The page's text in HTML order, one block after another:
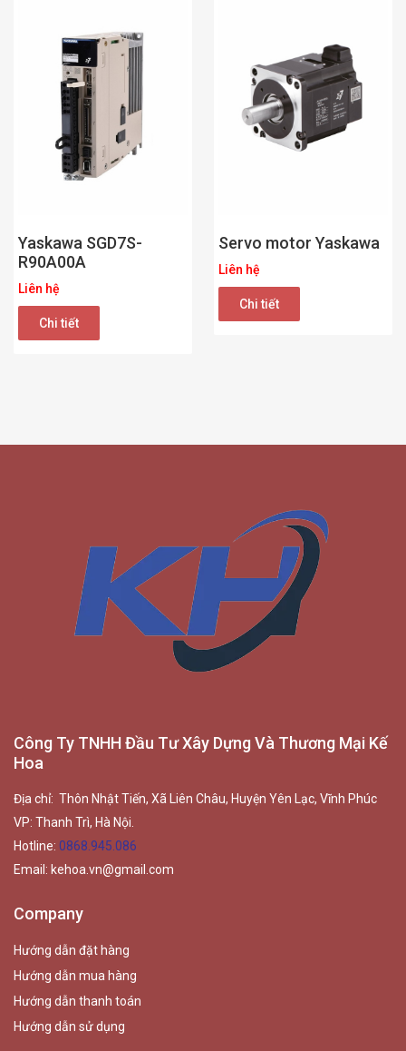
Yaskawa SGD7S-
R90A00A
Liên hệ
Chi tiết
Servo motor Yaskawa
Liên hệ
Chi tiết
Công Ty TNHH Đầu Tư Xây Dựng Và Thương Mại Kế
Hoa
Địa chỉ: Thôn Nhật Tiến, Xã Liên Châu, Huyện Yên Lạc, Vĩnh Phúc
VP: Thanh Trì, Hà Nội.
Hotline: 0868.945.086
Email: kehoa.vn@gmail.com
Company
Hướng dẫn đặt hàng
Hướng dẫn mua hàng
Hướng dẫn thanh toán
Hướng dẫn sử dụng